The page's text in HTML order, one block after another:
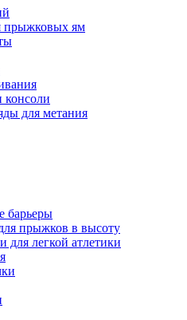
ям
консоли
для метания
барьеры
прыжков в высоту
для легкой атлетики